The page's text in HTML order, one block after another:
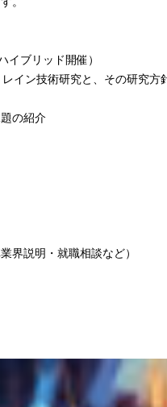
ブリッド開催）
ン技術研究と、その研究方
の紹介
明・就職相談など）